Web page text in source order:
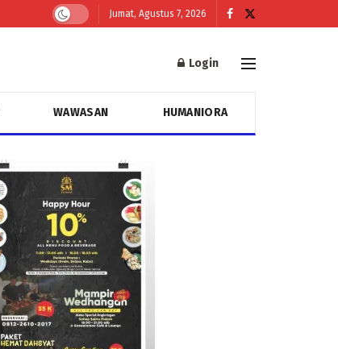
Jumat, Agustus 7, 2026
Login
WAWASAN HUMANIORA